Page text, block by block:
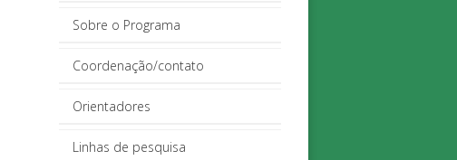
Sobre o Programa
Coordenação/contato
Orientadores
Linhas de pesquisa